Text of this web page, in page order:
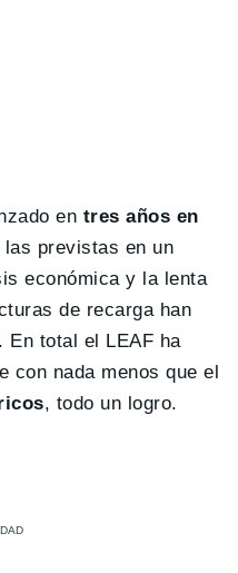
en tres años en
las previstas en un
económica y la lenta
de recarga han
En total el LEAF ha
con nada menos que el
, todo un logro.